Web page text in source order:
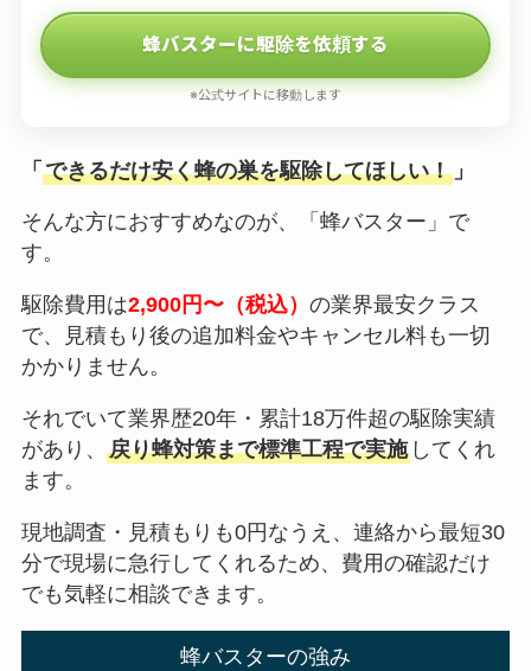
蜂バスターに駆除を依頼する
※公式サイトに移動します
「 できるだけ安く蜂の巣を駆除してほしい！」
そんな方におすすめなのが、「蜂バスター」で
す。
駆除費用は2,900円〜（税込） の業界最安クラス
で、見積もり後の追加料金やキャンセル料も一切
かかりません。
それでいて業界歴20年・累計18万件超の駆除実績
があり、 戻り蜂対策まで標準工程で実施してくれ
ます。
現地調査・見積もりも0円なうえ、連絡から最短30
分で現場に急行してくれるため、費用の確認だけ
でも気軽に相談できます。
蜂バスターの強み